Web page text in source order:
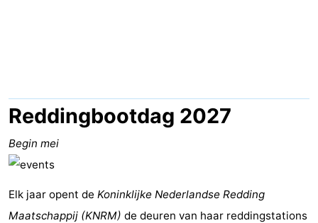
Vakantiehuizen
-
Boomhiemke
Landal
Last
Reddingbootdag 2027
Begin mei
Elk jaar opent de Koninklijke Nederlandse Redding
Maatschappij (KNRM) de deuren van haar reddingstations